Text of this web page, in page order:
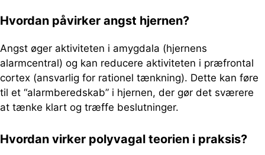
Hvordan påvirker angst hjernen?
Angst øger aktiviteten i amygdala (hjernens
alarmcentral) og kan reducere aktiviteten i præfrontal
cortex (ansvarlig for rationel tænkning). Dette kan føre
til et “alarmberedskab” i hjernen, der gør det sværere
at tænke klart og træffe beslutninger.
Hvordan virker polyvagal teorien i praksis?